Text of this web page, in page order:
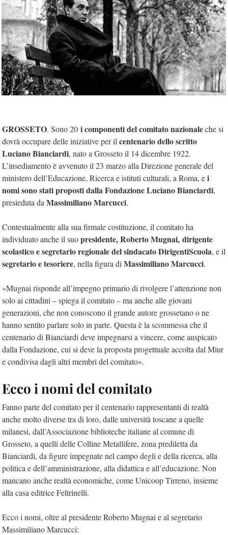
GROSSETO. Sono 20 i componenti del comitato nazionaleche si
dovrà occupare delle iniziative per il centenario dello scritto
Luciano Bianciardi, nato a Grosseto il 14 dicembre 1922.
L’insediamento è avvenuto il 23 marzo alla Direzione generale del
ministero dell’Educazione, Ricerca e istituti culturali, a Roma, ei
nomi sono stati proposti dalla Fondazione Luciano Bianciardi,
presieduta da Massimiliano Marcucci.
Contestualmente alla sua firmale costituzione, il comitato ha
individuato anche il suopresidente,Roberto Mugnai, dirigente
scolastico e segretario regionale del sindacato DirigentiScuola, e il
segretario e tesoriere, nella figura di Massimiliano Marcucci.
«Mugnai risponde all’impegno primario di rivolgere l’attenzione non
solo ai cittadini – spiega il comitato – ma anche alle giovani
generazioni, che non conoscono il grande autore grossetano o ne
hanno sentito parlare solo in parte. Questa è la scommessa che il
centenario di Bianciardi deve impegnarsi a vincere, come auspicato
dalla Fondazione, cui si deve la proposta progettuale accolta dal Miur
e condivisa dagli altri membri del comitato».
Ecco i nomi del comitato
Fanno parte del comitato per il centenario rappresentanti di realtà
anche molto diverse tra di loro, dalle università toscane a quelle
milanesi, dall’Associazione biblioteche italiane al comune di
Grosseto, a quelli delle Colline Metallifere, zona prediletta da
Bianciardi, da figure impegnate nel campo degli e della ricerca, alla
politica e dell’amministrazione, alla didattica e all’educazione. Non
mancano anche realtà economiche, come Unicoop Tirreno, insieme
alla casa editrice Feltrinelli.
Ecco i nomi, oltre al presidente Roberto Mugnai e al segretario
Massimiliano Marcucci: